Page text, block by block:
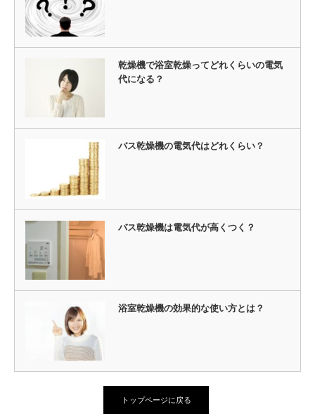
乾燥機で浴室乾燥ってどれくらいの電気
代になる？
バス乾燥機の電気代はどれくらい？
バス乾燥機は電気代が高くつく？
浴室乾燥機の効果的な使い方とは？
トップページに戻る